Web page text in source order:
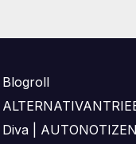
Blogroll
Diva
AUTONOTIZEN